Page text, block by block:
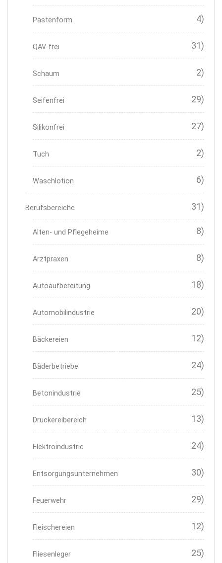
Pastenform 4)
QAV-frei 31)
Schaum 2)
Seifenfrei 29)
Silikonfrei 27)
Tuch 2)
Waschlotion 6)
Berufsbereiche 31)
Alten- und Pflegeheime 8)
Arztpraxen 8)
Autoaufbereitung 18)
Automobilindustrie 20)
Bäckereien 12)
Bäderbetriebe 24)
Betonindustrie 25)
Druckereibereich 13)
Elektroindustrie 24)
Entsorgungsunternehmen 30)
Feuerwehr 29)
Fleischereien 12)
Fliesenleger 25)